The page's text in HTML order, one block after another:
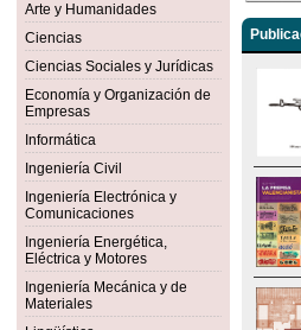
Arte y Humanidades
Ciencias
Ciencias Sociales y Jurídicas
Economía y Organización de
Empresas
Informática
Ingeniería Civil
Ingeniería Electrónica y
Comunicaciones
Ingeniería Energética,
Eléctrica y Motores
Ingeniería Mecánica y de
Materiales